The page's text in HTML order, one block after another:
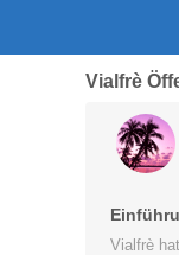
Vialfrè
Vialfrè